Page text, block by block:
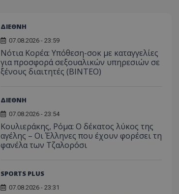
ΔΙΕΘΝΗ
07.08.2026 - 23:59
Νότια Κορέα: Υπόθεση-σοκ με καταγγελίες
για προσφορά σεξουαλικών υπηρεσιών σε
ξένους διαιτητές (BINTEO)
ΔΙΕΘΝΗ
07.08.2026 - 23:54
Κουλιεράκης, Ρόμα: Ο δέκατος λύκος της
αγέλης – Οι Έλληνες που έχουν φορέσει τη
φανέλα των Τζαλορόσι
SPORTS PLUS
07.08.2026 - 23:31